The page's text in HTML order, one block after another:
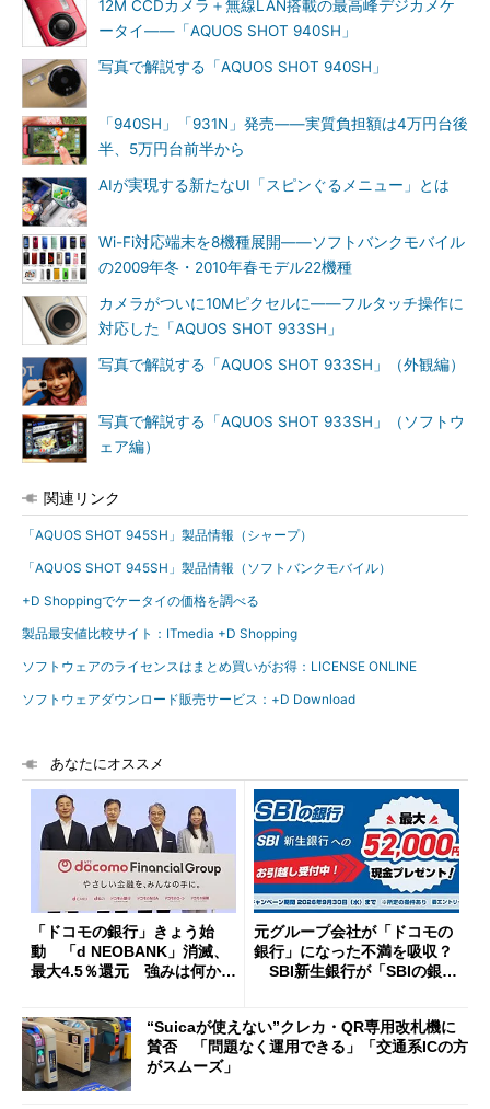
12M CCDカメラ＋無線LAN搭載の最高峰デジカメケ
ータイ――「AQUOS SHOT 940SH」
写真で解説する「AQUOS SHOT 940SH」
「940SH」「931N」発売――実質負担額は4万円台後
半、5万円台前半から
AIが実現する新たなUI「スピンぐるメニュー」とは
Wi-Fi対応端末を8機種展開――ソフトバンクモバイル
の2009年冬・2010年春モデル22機種
カメラがついに10Mピクセルに――フルタッチ操作に
対応した「AQUOS SHOT 933SH」
写真で解説する「AQUOS SHOT 933SH」（外観編）
写真で解説する「AQUOS SHOT 933SH」（ソフトウ
ェア編）
関連リンク
「AQUOS SHOT 945SH」製品情報（シャープ）
「AQUOS SHOT 945SH」製品情報（ソフトバンクモバイル）
+D Shoppingでケータイの価格を調べる
製品最安値比較サイト：ITmedia +D Shopping
ソフトウェアのライセンスはまとめ買いがお得：LICENSE ONLINE
ソフトウェアダウンロード販売サービス：+D Download
あなたにオススメ
「ドコモの銀行」きょう始
動 「d NEOBANK」消滅、
最大4.5％還元 強みは何か解
元グループ会社が「ドコモの
銀行」になった不満を吸収？
SBI新生銀行が「SBIの銀
開催
“Suicaが使えない”クレカ・QR専用改札機に
賛否 「問題なく運用できる」「交通系ICの方
がスムーズ」